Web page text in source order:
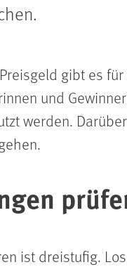
gibt es
und
werden.
ist dreistufig.